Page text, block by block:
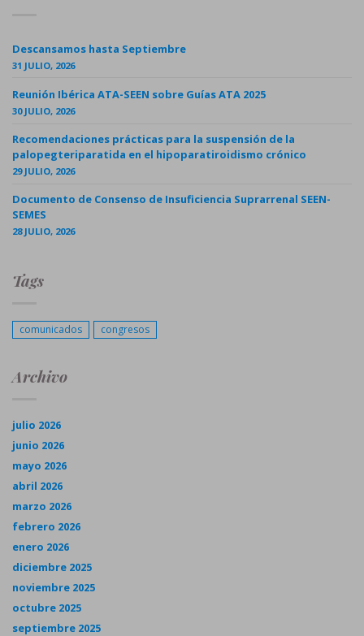
Descansamos hasta Septiembre
31 JULIO, 2026
Reunión Ibérica ATA-SEEN sobre Guías ATA 2025
30 JULIO, 2026
Recomendaciones prácticas para la suspensión de la
palopegteriparatida en el hipoparatiroidismo crónico
29 JULIO, 2026
Documento de Consenso de Insuficiencia Suprarrenal SEEN-
SEMES
28 JULIO, 2026
Tags
comunicados congresos
Archivo
julio 2026
junio 2026
mayo 2026
abril 2026
marzo 2026
febrero 2026
enero 2026
diciembre 2025
noviembre 2025
octubre 2025
septiembre 2025